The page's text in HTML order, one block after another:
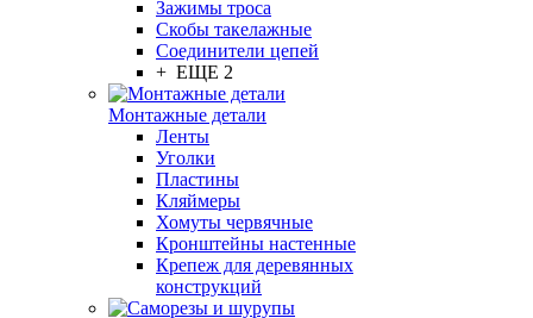
Зажимы троса
Скобы такелажные
Соединители цепей
+ ЕЩЕ 2
Монтажные детали
Ленты
Уголки
Пластины
Кляймеры
Хомуты червячные
Кронштейны настенные
Крепеж для деревянных
конструкций